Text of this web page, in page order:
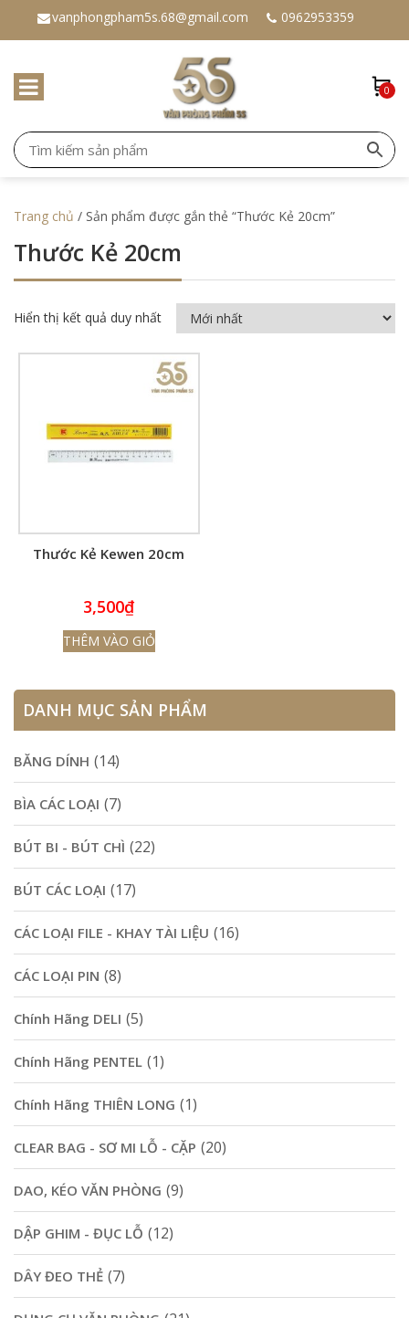
vanphongpham5s.68@gmail.com 0962953359
0
Trang chủ / Sản phẩm được gắn thẻ “Thước Kẻ 20cm”
Thước Kẻ 20cm
Hiển thị kết quả duy nhất
Thước Kẻ Kewen 20cm
3,500₫
THÊM VÀO GIỎ
DANH MỤC SẢN PHẨM
BĂNG DÍNH (14)
BÌA CÁC LOẠI (7)
BÚT BI - BÚT CHÌ (22)
BÚT CÁC LOẠI (17)
CÁC LOẠI FILE - KHAY TÀI LIỆU (16)
CÁC LOẠI PIN (8)
Chính Hãng DELI (5)
Chính Hãng PENTEL (1)
Chính Hãng THIÊN LONG (1)
CLEAR BAG - SƠ MI LỖ - CẶP (20)
DAO, KÉO VĂN PHÒNG (9)
DẬP GHIM - ĐỤC LỖ (12)
DÂY ĐEO THẺ (7)